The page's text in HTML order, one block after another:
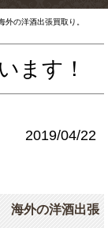
の洋酒出張買取り。
ます！
2019/04/22
海外の洋酒出張